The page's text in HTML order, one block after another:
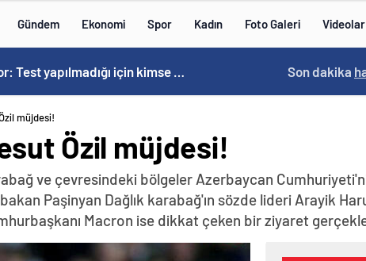
Gündem Ekonomi Spor Kadın Foto Galeri Videolar
Kovid-19 aramızda geziyor: Test yapılmadığı için kimse farkında değil 14:43 /
Son dakika
müjdesi!
Özil müjdesi!
ve çevresindeki bölgeler Azerbaycan
Paşinyan Dağlık karabağ'ın sözde lideri Arayik
Macron ise dikkat çeken bir ziyaret